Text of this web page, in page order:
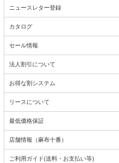
ニュースレター登録
カタログ
セール情報
法人割引について
お得な割システム
リースについて
最低価格保証
店舗情報（麻布十番）
ご利用ガイド(送料・お支払い等)